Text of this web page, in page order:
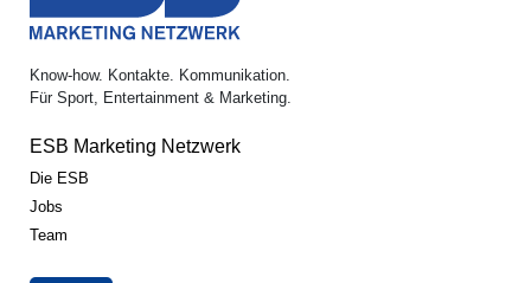
Know-how. Kontakte. Kommunikation.
Für Sport, Entertainment & Marketing.
ESB Marketing Netzwerk
Die ESB
Jobs
Team